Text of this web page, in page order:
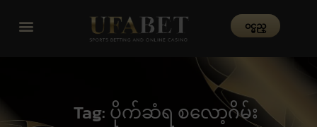
၀င္မည္
Tag: ပိုက်ဆံရ စလော့ဂိမ်း